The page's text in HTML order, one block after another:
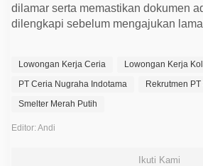
dilamar serta memastikan dokumen
dilengkapi sebelum mengajukan
Lowongan Kerja Ceria
Lowongan Kerja
PT Ceria Nugraha Indotama
Rekrutmen
Smelter Merah Putih
Editor: Andi
Ikuti Kami